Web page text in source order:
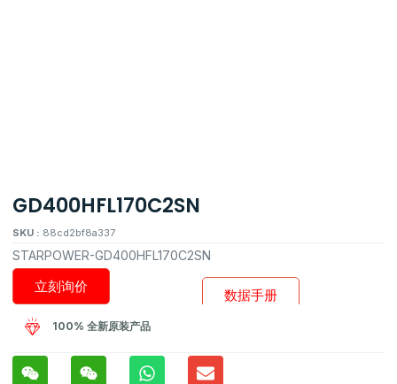
GD400HFL170C2SN
SKU : 88cd2bf8a337
STARPOWER-GD400HFL170C2SN
数据手册
立刻询价
100% 全新原装产品